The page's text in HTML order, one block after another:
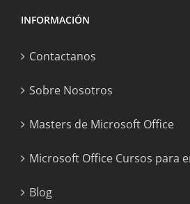
INFORMACIÓN
Contactanos
Sobre Nosotros
Masters de Microsoft Office
Microsoft Office Cursos para
Blog